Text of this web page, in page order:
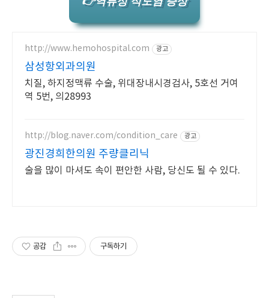
http://www.hemohospital.com 광고
삼성항외과의원
치질, 하지정맥류 수술, 위대장내시경검사, 5호선 거여
역 5번, 의28993
http://blog.naver.com/condition_care 광고
광진경희한의원 주량클리닉
술을 많이 마셔도 속이 편안한 사람, 당신도 될 수 있다.
공감 구독하기